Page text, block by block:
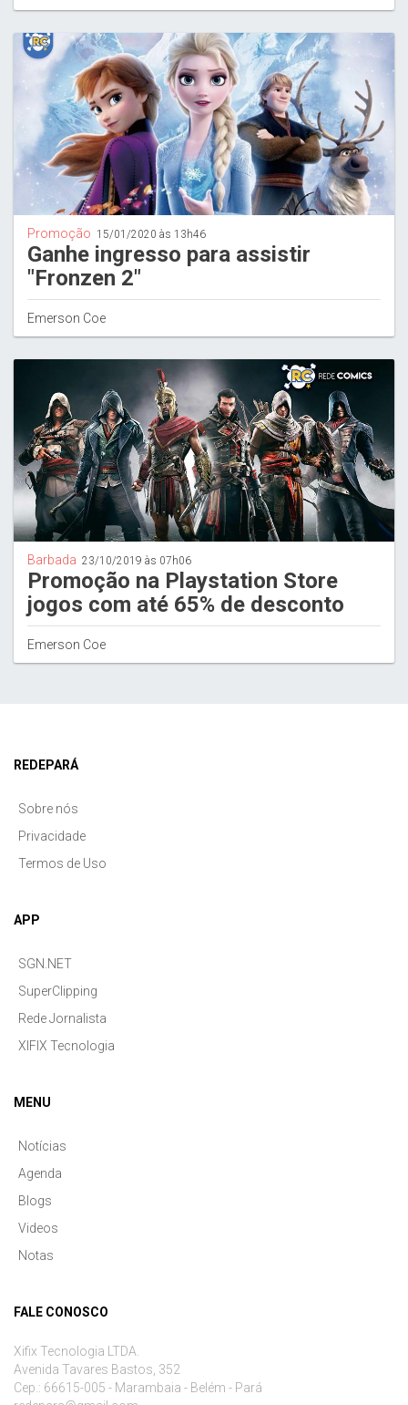
Promoção 15/01/2020 às 13h46
Ganhe ingresso para assistir
"Fronzen 2"
Emerson Coe
Barbada 23/10/2019 às 07h06
Promoção na Playstation Store
jogos com até 65% de desconto
Emerson Coe
REDEPARÁ
Sobre nós
Privacidade
Termos de Uso
APP
SGN.NET
SuperClipping
Rede Jornalista
XIFIX Tecnologia
MENU
Notícias
Agenda
Blogs
Videos
Notas
FALE CONOSCO
Xifix Tecnologia LTDA.
Avenida Tavares Bastos, 352
Cep.: 66615-005 - Marambaia - Belém - Pará